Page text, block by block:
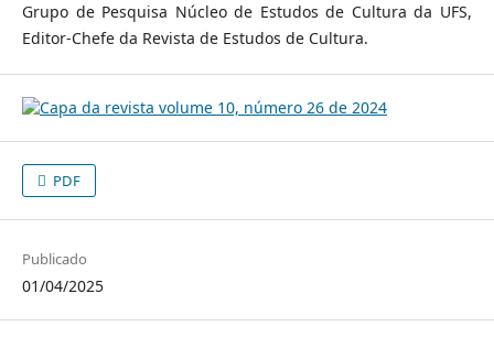
Grupo de Pesquisa Núcleo de Estudos de Cultura da UFS,
Editor-Chefe da Revista de Estudos de Cultura.
PDF
Publicado
01/04/2025